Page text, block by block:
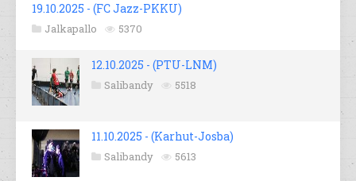
19.10.2025 - (FC Jazz-PKKU)
Jalkapallo 5370
12.10.2025 - (PTU-LNM)
Salibandy 5518
11.10.2025 - (Karhut-Josba)
Salibandy 5613